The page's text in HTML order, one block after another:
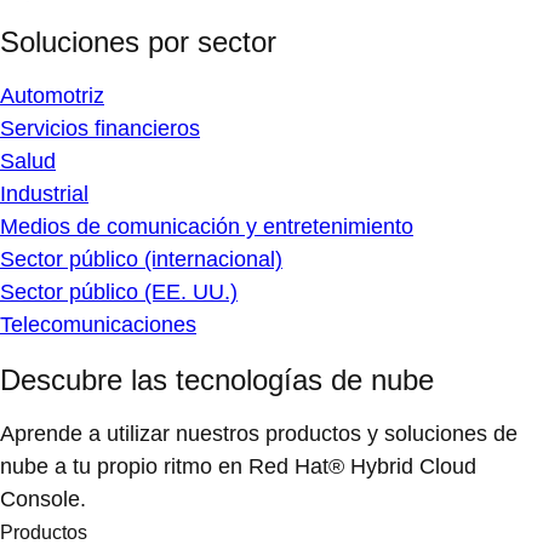
Soluciones por sector
Automotriz
Servicios financieros
Salud
Industrial
Medios de comunicación y entretenimiento
Sector público (internacional)
Sector público (EE. UU.)
Telecomunicaciones
Descubre las tecnologías de nube
Aprende a utilizar nuestros productos y soluciones de
nube a tu propio ritmo en Red Hat® Hybrid Cloud
Console.
Productos